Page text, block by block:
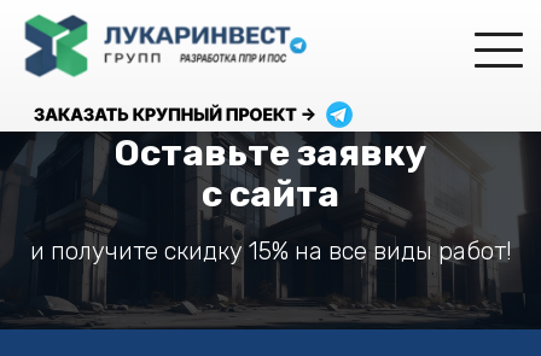
Оставьте заявку
с сайта
и получите скидку 15% на все виды работ!